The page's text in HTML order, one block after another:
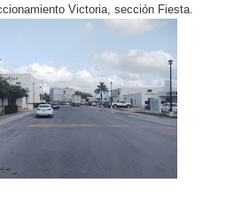
Victoria, sección Fiesta.